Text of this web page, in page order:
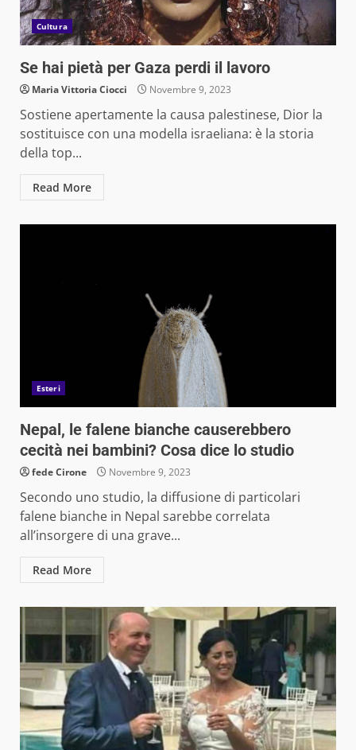
Cultura
Se hai pietà per Gaza perdi il lavoro
Maria Vittoria Ciocci Novembre 9, 2023
Sostiene apertamente la causa palestinese, Dior la
sostituisce con una modella israeliana: è la storia
della top...
Read More
Esteri
Nepal, le falene bianche causerebbero
cecità nei bambini? Cosa dice lo studio
fede Cirone Novembre 9, 2023
Secondo uno studio, la diffusione di particolari
falene bianche in Nepal sarebbe correlata
all’insorgere di una grave...
Read More